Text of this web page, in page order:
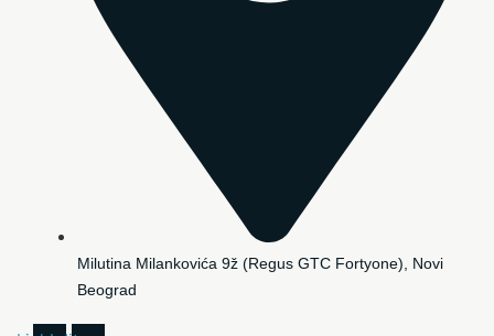
Milutina Milankovića 9ž (Regus GTC Fortyone), Novi
Beograd